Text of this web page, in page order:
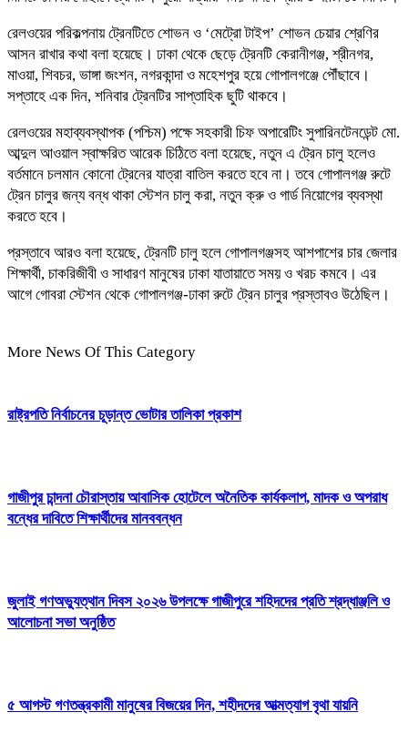
রেলওয়ের পরিকল্পনায় ট্রেনটিতে শোভন ও ‘মেট্রো টাইপ’ শোভন চেয়ার শ্রেণির
আসন রাখার কথা বলা হয়েছে। ঢাকা থেকে ছেড়ে ট্রেনটি কেরানীগঞ্জ, শ্রীনগর,
মাওয়া, শিবচর, ভাঙ্গা জংশন, নগরকান্দা ও মহেশপুর হয়ে গোপালগঞ্জে পৌঁছাবে।
সপ্তাহে এক দিন, শনিবার ট্রেনটির সাপ্তাহিক ছুটি থাকবে।
রেলওয়ের মহাব্যবস্থাপক (পশ্চিম) পক্ষে সহকারী চিফ অপারেটিং সুপারিনটেনডেন্ট মো.
আব্দুল আওয়াল স্বাক্ষরিত আরেক চিঠিতে বলা হয়েছে, নতুন এ ট্রেন চালু হলেও
বর্তমানে চলমান কোনো ট্রেনের যাত্রা বাতিল করতে হবে না। তবে গোপালগঞ্জ রুটে
ট্রেন চালুর জন্য বন্ধ থাকা স্টেশন চালু করা, নতুন ক্রু ও গার্ড নিয়োগের ব্যবস্থা
করতে হবে।
প্রস্তাবে আরও বলা হয়েছে, ট্রেনটি চালু হলে গোপালগঞ্জসহ আশপাশের চার জেলার
শিক্ষার্থী, চাকরিজীবী ও সাধারণ মানুষের ঢাকা যাতায়াতে সময় ও খরচ কমবে। এর
আগে গোবরা স্টেশন থেকে গোপালগঞ্জ-ঢাকা রুটে ট্রেন চালুর প্রস্তাবও উঠেছিল।
More News Of This Category
রাষ্ট্রপতি নির্বাচনের চূড়ান্ত ভোটার তালিকা প্রকাশ
গাজীপুর চান্দনা চৌরাস্তায় আবাসিক হোটেলে অনৈতিক কার্যকলাপ, মাদক ও অপরাধ
বন্ধের দাবিতে শিক্ষার্থীদের মানববন্ধন
জুলাই গণঅভ্যুত্থান দিবস ২০২৬ উপলক্ষে গাজীপুরে শহিদদের প্রতি শ্রদ্ধাঞ্জলি ও
আলোচনা সভা অনুষ্ঠিত
৫ আগস্ট গণতন্ত্রকামী মানুষের বিজয়ের দিন, শহীদদের আত্মত্যাগ বৃথা যায়নি